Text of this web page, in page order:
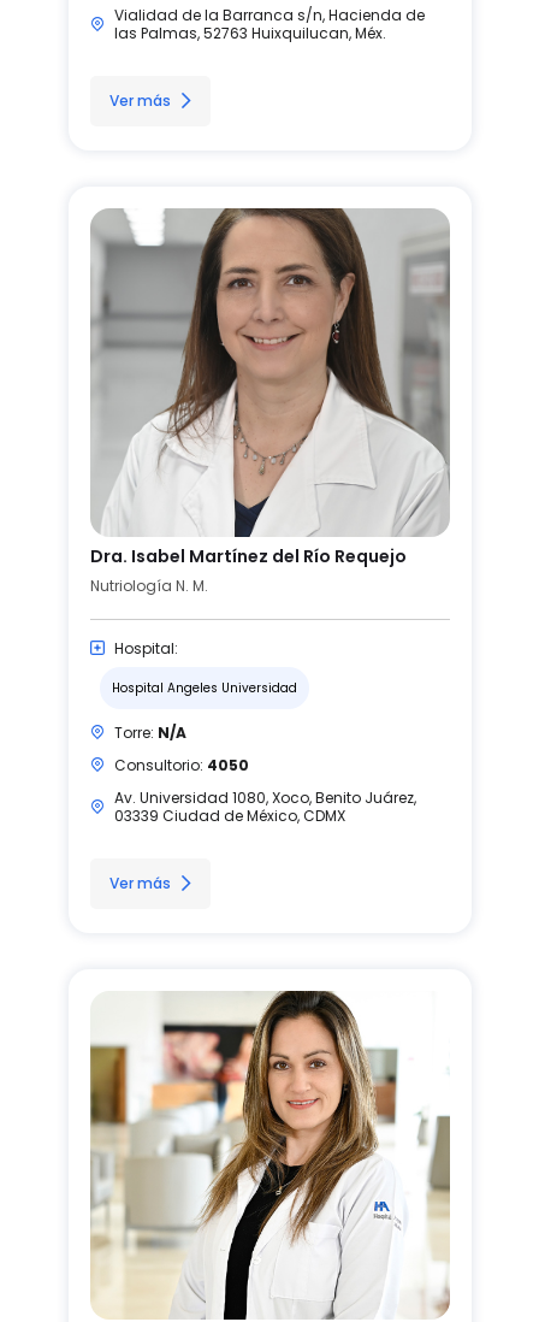
Vialidad de la Barranca s/n, Hacienda de
las Palmas, 52763 Huixquilucan, Méx.
Ver más
Dra. Isabel Martínez del Río Requejo
Nutriología N. M.
Hospital:
Hospital Angeles Universidad
Torre: N/A
Consultorio: 4050
Av. Universidad 1080, Xoco, Benito Juárez,
03339 Ciudad de México, CDMX
Ver más